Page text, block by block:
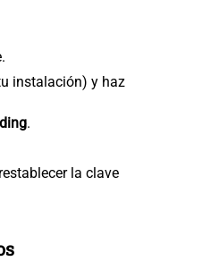
instalación) y haz
.
la clave